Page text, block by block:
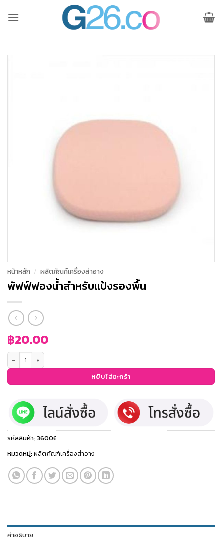
หน้าหลัก / ผลิตภัณฑ์เครื่องสำอาง
พัฟฟ์ฟองน้ำสำหรับแป้งรองพื้น
฿20.00
จำนวน พัฟฟ์ฟองน้ำสำหรับแป้งรองพื้น ชิ้น
หยิบใส่ตะกร้า
รหัสสินค้า:36006
หมวดหมู่:ผลิตภัณฑ์เครื่องสำอาง
คำอธิบาย